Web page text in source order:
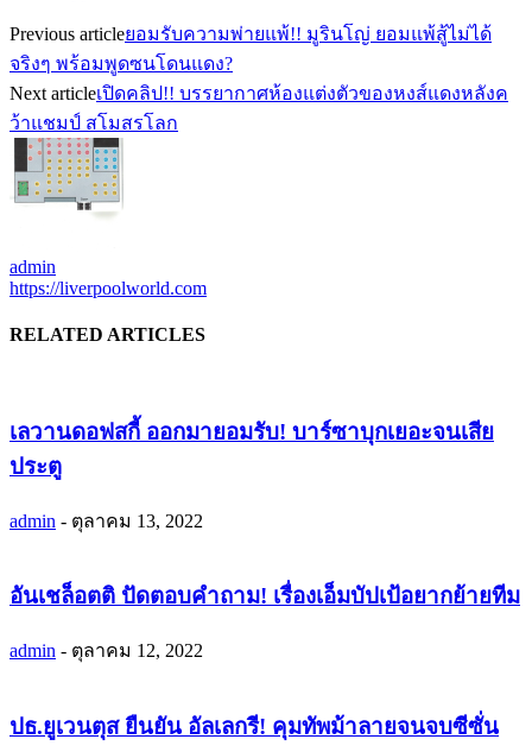
Previous articleยอมรับความพ่ายแพ้!! มูรินโญ่ ยอมแพ้สู้ไม่ได้
จริงๆ พร้อมพูดซนโดนแดง?
Next articleเปิดคลิป!! บรรยากาศห้องแต่งตัวของหงส์แดงหลังค
ว้าแชมป์ สโมสรโลก
admin
https://liverpoolworld.com
RELATED ARTICLES
เลวานดอฟสกี้ ออกมายอมรับ! บาร์ซาบุกเยอะจนเสีย
ประตู
admin - ตุลาคม 13, 2022
อันเชล็อตติ ปัดตอบคำถาม! เรื่องเอ็มบัปเป้อยากย้ายทีม
admin - ตุลาคม 12, 2022
ปธ.ยูเวนตุส ยืนยัน อัลเลกรี! คุมทัพม้าลายจนจบซีซั่น